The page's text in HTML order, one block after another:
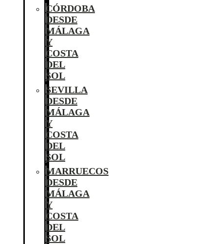
CÓRDOBA
DESDE
MÁLAGA
Y
COSTA
DEL
SOL
SEVILLA
DESDE
MÁLAGA
Y
COSTA
DEL
SOL
MARRUECOS
DESDE
MÁLAGA
Y
COSTA
DEL
SOL